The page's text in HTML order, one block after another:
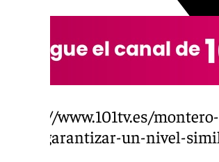
https://www.101tv.es/
debe-garantizar-un-nivel-